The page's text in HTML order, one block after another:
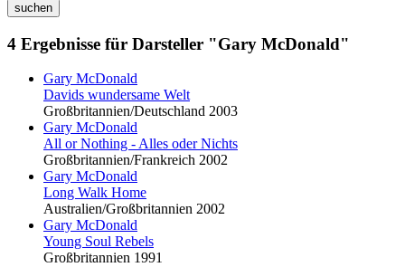
suchen
4 Ergebnisse für Darsteller "Gary McDonald"
Gary McDonald
Davids wundersame Welt
Großbritannien/Deutschland 2003
Gary McDonald
All or Nothing - Alles oder Nichts
Großbritannien/Frankreich 2002
Gary McDonald
Long Walk Home
Australien/Großbritannien 2002
Gary McDonald
Young Soul Rebels
Großbritannien 1991